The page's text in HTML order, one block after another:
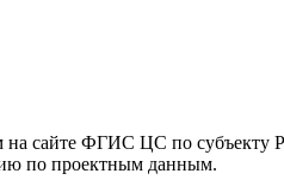
на сайте ФГИС ЦС по субъекту
по проектным данным.